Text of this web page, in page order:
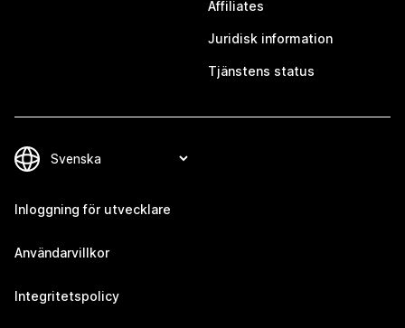
Affiliates
Juridisk information
Tjänstens status
Inloggning för utvecklare
Användarvillkor
Integritetspolicy